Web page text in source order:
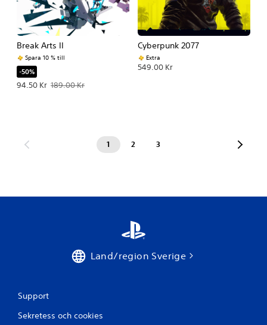
Break Arts II
Spara 10 % till
-50%
94.50 Kr
Erbjudande: 94.50 Kr Originalpris: 189.00 Kr.
189.00 Kr
Cyberpunk 2077
Extra
549.00 Kr
1 2 3
Land/region Sverige
Support
Sekretess och cookies